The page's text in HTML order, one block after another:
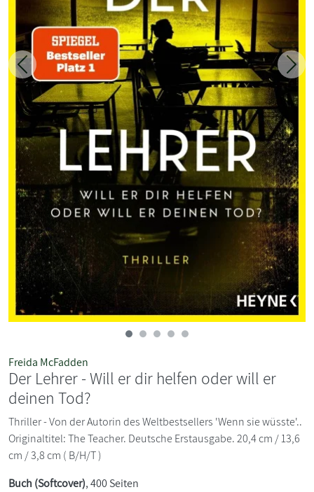
Zurück
Freida McFadden
Der Lehrer - Will er dir helfen oder will er
deinen Tod?
Thriller - Von der Autorin des Weltbestsellers 'Wenn sie wüsste'..
Originaltitel: The Teacher. Deutsche Erstausgabe. 20,4 cm / 13,6
cm / 3,8 cm ( B/H/T )
Buch (Softcover), 400 Seiten